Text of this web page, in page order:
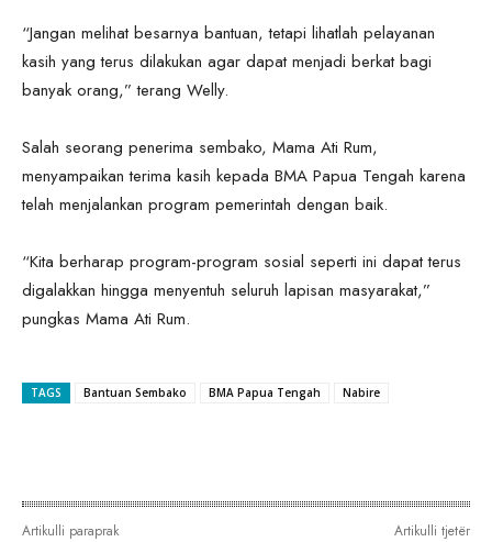
“Jangan melihat besarnya bantuan, tetapi lihatlah pelayanan
kasih yang terus dilakukan agar dapat menjadi berkat bagi
banyak orang,” terang Welly.
Salah seorang penerima sembako, Mama Ati Rum,
menyampaikan terima kasih kepada BMA Papua Tengah karena
telah menjalankan program pemerintah dengan baik.
“Kita berharap program-program sosial seperti ini dapat terus
digalakkan hingga menyentuh seluruh lapisan masyarakat,”
pungkas Mama Ati Rum.
TAGS Bantuan Sembako BMA Papua Tengah Nabire
Artikulli paraprak
Artikulli tjetër